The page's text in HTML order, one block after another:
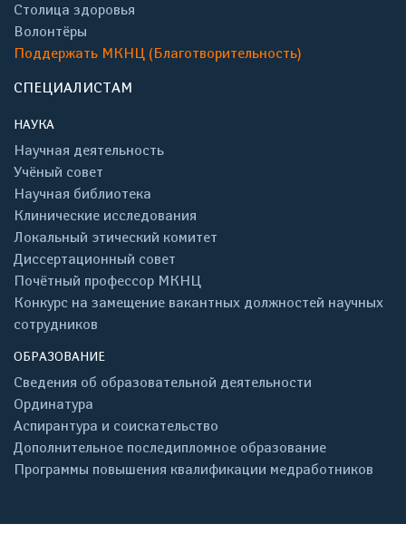
Столица здоровья
Волонтёры
Поддержать МКНЦ (Благотворительность)
СПЕЦИАЛИСТАМ
НАУКА
Научная деятельность
Учёный совет
Научная библиотека
Клинические исследования
Локальный этический комитет
Диссертационный совет
Почётный профессор МКНЦ
Конкурс на замещение вакантных должностей научных
сотрудников
ОБРАЗОВАНИЕ
Сведения об образовательной деятельности
Ординатура
Аспирантура и соискательство
Дополнительное последипломное образование
Программы повышения квалификации медработников